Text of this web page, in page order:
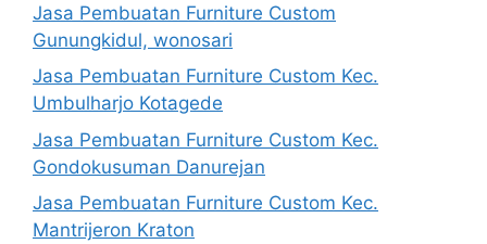
Jasa Pembuatan Furniture Custom
Gunungkidul, wonosari
Jasa Pembuatan Furniture Custom Kec.
Umbulharjo Kotagede
Jasa Pembuatan Furniture Custom Kec.
Gondokusuman Danurejan
Jasa Pembuatan Furniture Custom Kec.
Mantrijeron Kraton